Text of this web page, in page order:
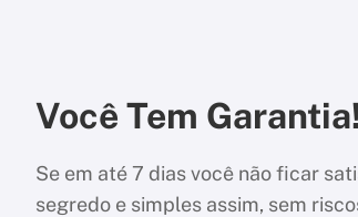
Você Tem
Se em até 7 dias você não ficar
segredo e simples assim, sem